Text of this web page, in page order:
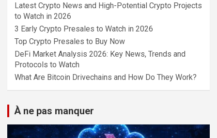
Latest Crypto News and High-Potential Crypto Projects
to Watch in 2026
3 Early Crypto Presales to Watch in 2026
Top Crypto Presales to Buy Now
DeFi Market Analysis 2026: Key News, Trends and
Protocols to Watch
What Are Bitcoin Drivechains and How Do They Work?
À ne pas manquer